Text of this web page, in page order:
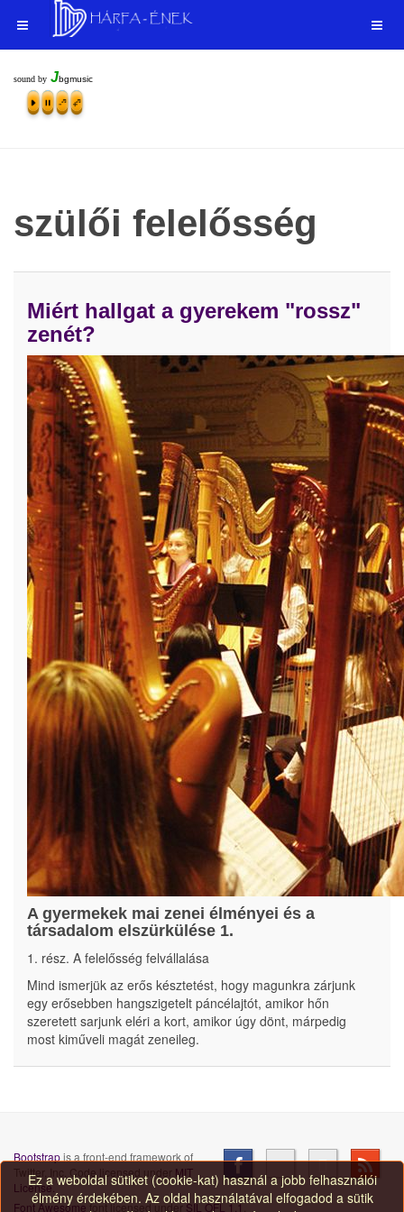
sound by Jbgmusic
szülői felelősség
Miért hallgat a gyerekem "rossz"
zenét?
A gyermekek mai zenei élményei és a
társadalom elszürkülése 1.
1. rész. A felelősség felvállalása
Mind ismerjük az erős késztetést, hogy magunkra zárjunk
egy erősebben hangszigetelt páncélajtót, amikor hőn
szeretett sarjunk eléri a kort, amikor úgy dönt, márpedig
most kiműveli magát zeneileg.
Bootstrapis a front-end framework of
Twitter, Inc. Code licensed under MIT
License.
Font Awesomefont licensed underSIL OFL 1.1.
Ez a weboldal sütiket (cookie-kat) használ a jobb felhasználói
élmény érdekében. Az oldal használatával elfogadod a sütik